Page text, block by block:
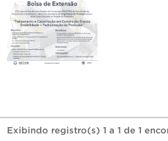
Exibindo registro(s) 1 a 1 de 1